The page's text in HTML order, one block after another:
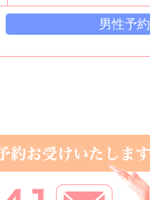
男性予約